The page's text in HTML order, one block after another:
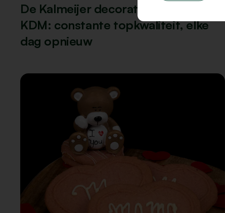
De Kalmeijer decoratie machine
KDM: constante topkwaliteit, elke
dag opnieuw